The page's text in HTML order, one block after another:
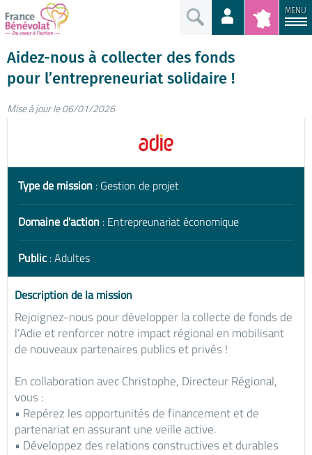
MENU
Aidez-nous à collecter des fonds
pour l’entrepreneuriat solidaire !
Mise à jour le 06/01/2026
Type de mission : Gestion de projet
Domaine d'action : Entrepreunariat économique
Public : Adultes
Description de la mission
Rejoignez-nous pour développer la collecte de fonds de
l’Adie et renforcer notre impact régional en mobilisant
de nouveaux partenaires publics et privés !
En collaboration avec Christophe, Directeur Régional,
vous :
• Repérez les opportunités de financement et de
partenariat en assurant une veille active.
• Développez des relations constructives et durables